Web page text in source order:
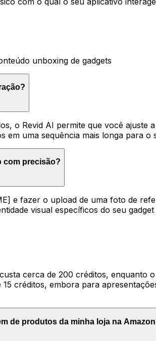
unboxing de gadgets
o Revid AI permite que você ajuste
uma sequência mais longa para o
com precisão?
e fazer o upload de uma foto de
visual específicos do seu
cerca de 200 créditos,
créditos, embora para
de produtos da minha loja na